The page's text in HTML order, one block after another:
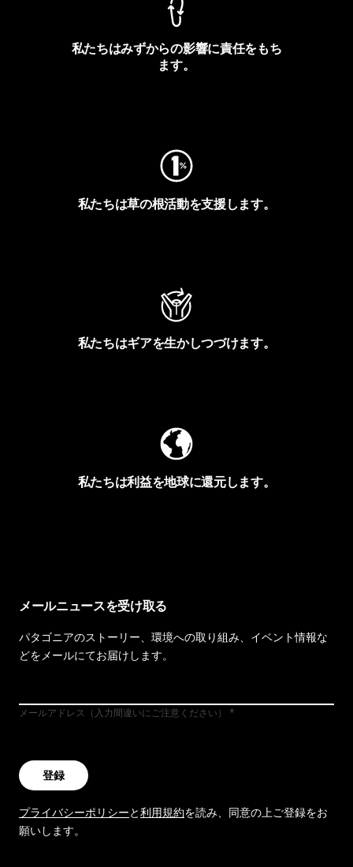
私たちはみずからの影響に責任をもち
ます。
私たちは草の根活動を支援します。
私たちはギアを生かしつづけます。
私たちは利益を地球に還元します。
メールニュースを受け取る
パタゴニアのストーリー、環境への取り組み、イベント情報な
どをメールにてお届けします。
メールアドレス（入力間違いにご注意ください）
登録
プライバシーポリシーと利用規約を読み、同意の上ご登録をお
願いします。